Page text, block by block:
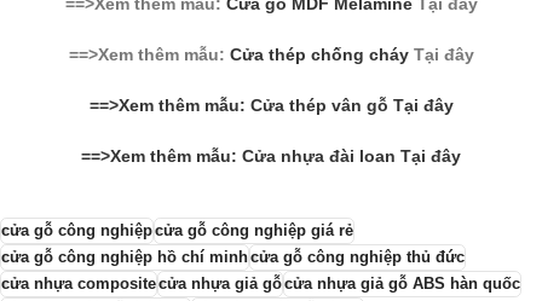
==>Xem thêm mẫu: Cửa gỗ MDF MelamineTại đây
==>Xem thêm mẫu: Cửa thép chống cháyTại đây
==>Xem thêm mẫu: Cửa thép vân gỗ Tại đây
==>Xem thêm mẫu: Cửa nhựa đài loan Tại đây
cửa gỗ công nghiệpcửa gỗ công nghiệp giá rẻ
cửa gỗ công nghiệp hồ chí minhcửa gỗ công nghiệp thủ đức
cửa nhựa compositecửa nhựa giả gỗcửa nhựa giả gỗ ABS hàn quốc